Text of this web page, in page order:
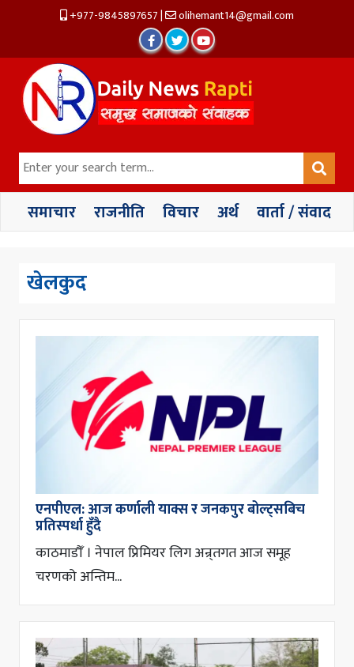
+977-9845897657| olihemant14@gmail.com
समाचार राजनीति विचार अर्थ वार्ता / संवाद
खेलकुद
एनपीएल: आज कर्णाली याक्स र जनकपुर बोल्ट्सबिच
प्रतिस्पर्धा हुँदै
काठमाडौँ । नेपाल प्रिमियर लिग अन्र्तगत आज समूह
चरणको अन्तिम...